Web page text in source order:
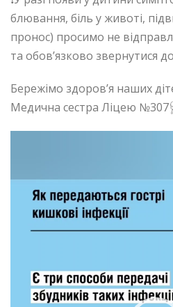
блювання, біль у животі,
пронос) просимо не
та обов’язково звернутися
Бережімо здоров’я наших
Медична сестра Ліцею